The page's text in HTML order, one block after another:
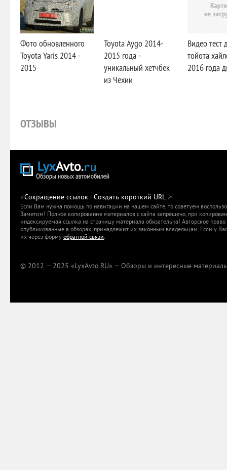
Фото обновленного
Toyota Yaris 2014 -
2015
Toyota Aygo 2014-
2015 года -
уникальный хетчбек
из Чехии
Видео тест
тойота
2016 года
ОТЗЫВЫ
⚡Сокращение ссылок - Создать короткий URL ↗
Если Вам нужна помощь по навигации на нашем сайте, то советуем
Заметим! Полное копирование материалов с сайта запрещено, при
индексируемая ссылка на страницу материала обязательна! Авторское
опубликованные в обзорах, принадлежит их законным владельцам. Если у
их через форму обратной связи.
© 2012 — 2025 «LyxAvto.RU» — Обзоры и интересные